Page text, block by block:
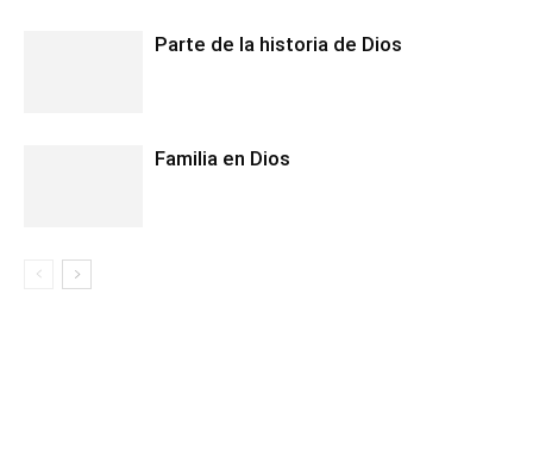
Parte de la historia de Dios
Familia en Dios